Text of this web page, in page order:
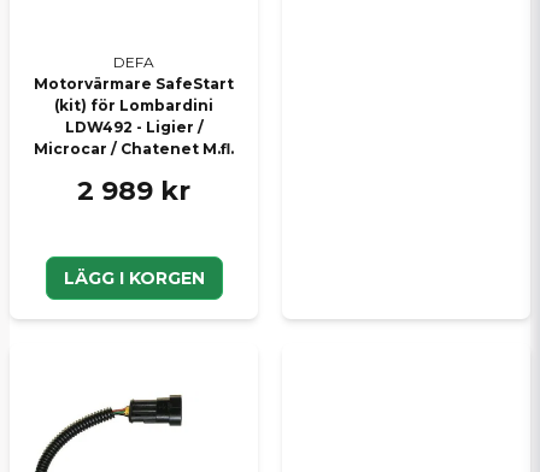
DEFA
Motorvärmare SafeStart
(kit) för Lombardini
LDW492 - Ligier /
Microcar / Chatenet M.fl.
2 989 kr
LÄGG I KORGEN